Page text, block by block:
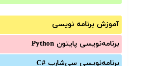
آموزش برنامه نویسی
برنامه‌نویسی پایتون Python
برنامه‌‌نویسی سی‌شارپ C#‎